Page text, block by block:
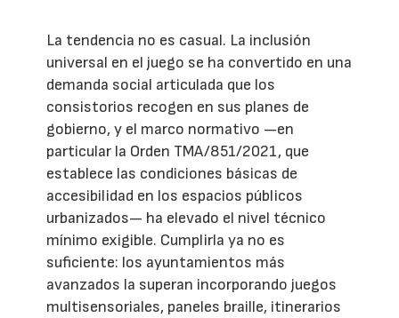
La tendencia no es casual. La inclusión
universal en el juego se ha convertido en una
demanda social articulada que los
consistorios recogen en sus planes de
gobierno, y el marco normativo —en
particular la Orden TMA/851/2021, que
establece las condiciones básicas de
accesibilidad en los espacios públicos
urbanizados— ha elevado el nivel técnico
mínimo exigible. Cumplirla ya no es
suficiente: los ayuntamientos más
avanzados la superan incorporando juegos
multisensoriales, paneles braille, itinerarios